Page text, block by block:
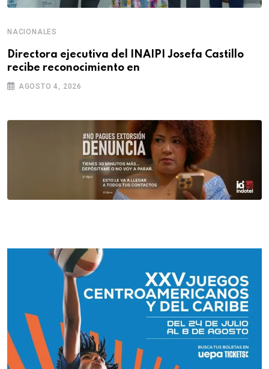
NACIONALES
Directora ejecutiva del INAIPI Josefa Castillo
recibe reconocimiento en
AGOSTO 4, 2026